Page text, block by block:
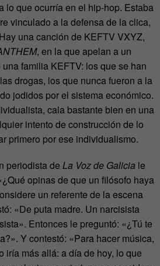
lo que ocurría en el hip-hop. Estaba
vinculado a la defensa de la clica,
una canción de KEFTV VXYZ,
, en la que apelan a un
familia KEFTV: los que se han
drogas, los que nunca fueron a la
jodidos por el sistema económico.
cala bastante bien en una
intento de construcción de lo
primero por ese individualismo.
periodista de La Voz de Galicia le
opinas de que un filósofo haya
un referente de la escena
«De puta madre. Un narcisista
Entonces le preguntó: «¿Tú te
Y contestó: «Para hacer música,
iría más allá: a día de hoy, lo que